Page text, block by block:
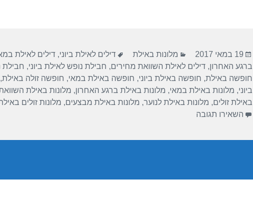
o
o
k
p
p
m
פורסם
בתאריך
19 במאי 2017 קטגוריות
מלונות באילת תגיות
דילים לאילת ביוני,דילים לאילת
ברגע האחרון,דילים לאילת השוואת מחירים, חבילת נופש לאילת ביוני, חבילת
חופשה באילת, חופשה באילת ביוני, חופשה באילת במאי, חופשה זולה באילת,
ביוני, מלונות באילת במאי, מלונות באילת ברגע האחרון, מלונות באילת
באילת זולים, מלונות באילת לנוער, מלונות באילת מבצעים, מלונות זולים
השאירו תגובה